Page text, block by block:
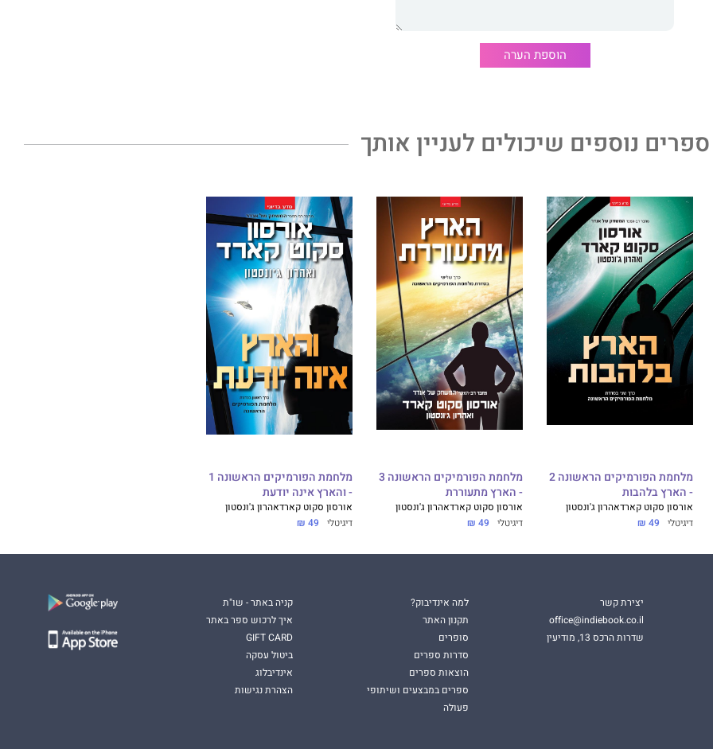
הוספת הערה
ספרים נוספים שיכולים לעניין אותך
מלחמת הפורמיקים הראשונה 2
- הארץ בלהבות
אורסון סקוט קארדאהרון ג'ונסטון
דיגיטלי 49 ₪
מלחמת הפורמיקים הראשונה 3
- הארץ מתעוררת
אורסון סקוט קארדאהרון ג'ונסטון
דיגיטלי 49 ₪
מלחמת הפורמיקים הראשונה 1
- והארץ אינה יודעת
אורסון סקוט קארדאהרון ג'ונסטון
דיגיטלי 49 ₪
יצירת קשר
office@indiebook.co.il
שדרות הרכס 13, מודיעין
למה אינדיבוק?
תקנון האתר
סופרים
סדרות ספרים
הוצאות ספרים
ספרים במבצעים ושיתופי
פעולה
קניה באתר - שו"ת
איך לרכוש ספר באתר
GIFT CARD
ביטול עסקה
אינדיבלוג
הצהרת נגישות